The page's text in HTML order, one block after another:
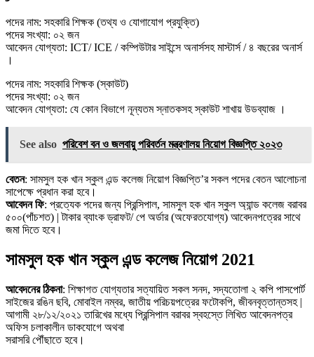
পদের নাম: সহকারি শিক্ষক (তথ্য ও যােগাযােগ প্রযুক্তি)
পদের সংখ্যা: ০২ জন
আবেদন যোগ্যতা: ICT/ ICE / কম্পিউটার সাইন্সে অনার্সসহ মাস্টার্স / ৪ বছরের অনার্স
।
পদের নাম: সহকারি শিক্ষক (স্কাউট)
পদের সংখ্যা: ০২ জন
আবেদন যোগ্যতা: যে কোন বিভাগে নূন্যতম স্নাতকসহ স্কাউট শাখায় উডব্যাজ ।
See also পরিবেশ বন ও জলবায়ু পরিবর্তন মন্ত্রণালয় নিয়োগ বিজ্ঞপ্তি ২০২৩
বেতন: সামসুল হক খান স্কুল এন্ড কলেজ নিয়োগ বিজ্ঞপ্তি’র সকল পদের বেতন আলোচনা
সাপেক্ষে প্রধান করা হবে।
আবেদন ফি: প্রত্যেক পদের জন্য প্রিন্সিপাল, সামসুল হক খান স্কুল অ্যান্ড কলেজ বরাবর
৫০০(পাঁচশত) | টাকার ব্যাংক ড্রাফট/ পে অর্ডার (অফেরতযােগ্য) আবেদনপত্রের সাথে
জমা দিতে হবে।
সামসুল হক খান স্কুল এন্ড কলেজ নিয়োগ 2021
আবেদনের ঠিকনা: শিক্ষাগত যােগ্যতার সত্যায়িত সকল সনদ, সদ্যতােলা ২ কপি পাসপাের্ট
সাইজের রঙিন ছবি, মােবাইল নম্বর, জাতীয় পরিচয়পত্রের ফটোকপি, জীবনবৃত্তান্তসহ |
আগামী ২৮/১২/২০২১ তারিখের মধ্যে প্রিন্সিপাল বরাবর স্বহস্তে লিখিত আবেদনপত্র
অফিস চলাকালীন ডাকযােগে অথবা
সরাসরি পৌঁছাতে হবে।